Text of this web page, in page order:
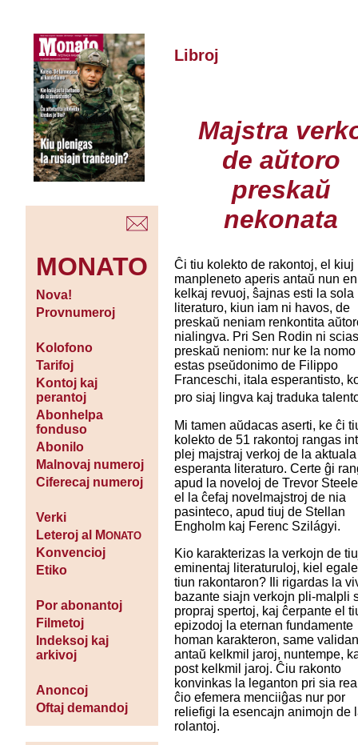
MONATO
Nova!
Provnumeroj
Kolofono
Tarifoj
Kontoj kaj
perantoj
Abonhelpa
fonduso
Abonilo
Malnovaj numeroj
Ciferecaj numeroj
Verki
Leteroj al MONATO
Konvencioj
Etiko
Por abonantoj
Filmetoj
Indeksoj kaj
arkivoj
Anoncoj
Oftaj demandoj
Libroj
Majstra
de aŭtoro
preskaŭ
nekonata
Ĉi tiu kolekto de rakontoj, el kiuj
manpleneto aperis antaŭ nun en
kelkaj revuoj, ŝajnas esti la sola
literaturo, kiun iam ni havos, de
preskaŭ neniam renkontita
nialingva. Pri Sen Rodin ni
preskaŭ neniom: nur ke la nomo
estas pseŭdonimo de Filippo
Franceschi, itala esperantisto,
pro siaj lingva kaj traduka
Mi tamen aŭdacas aserti, ke ĉi
kolekto de 51 rakontoj rangas
plej majstraj verkoj de la aktuala
esperanta literaturo. Certe ĝi
apud la noveloj de Trevor
el la ĉefaj novelmajstroj de nia
pasinteco, apud tiuj de Stellan
Engholm kaj Ferenc Szilágyi.
Kio karakterizas la verkojn de
eminentaj literaturuloj, kiel
tiun rakontaron? Ili rigardas la
bazante siajn verkojn pli-malpli
propraj spertoj, kaj ĉerpante el
epizodoj la eternan fundamente
homan karakteron, same
antaŭ kelkmil jaroj, nuntempe,
post kelkmil jaroj. Ĉiu rakonto
konvinkas la leganton pri sia
ĉio efemera menciiĝas nur por
reliefigi la esencajn animojn de
rolantoj.